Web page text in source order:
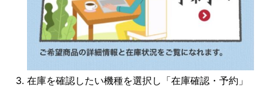
在庫を確認したい機種を選択し「在庫確認・予約」